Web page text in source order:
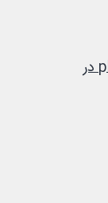
نصب php در